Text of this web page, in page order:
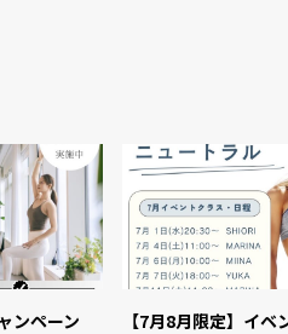
ンペーン 【7月8月限定】イベ